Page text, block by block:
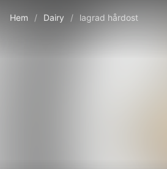
Hem / Dairy / lagrad hårdost